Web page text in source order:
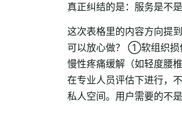
真正纠结的是：服务是不
这次表格里的内容方向提
可以放心做？ ①软组织损
慢性疼痛缓解（如轻度腰
在专业人员评估下进行，
私人空间。用户需要的不